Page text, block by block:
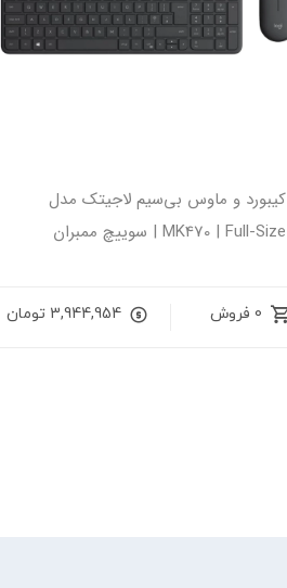
کیبورد و ماوس بی‌سیم لاجیتک مدل
MK470 | Full-Size | سوییچ ممبران
0 فروش 3,944,954 تومان